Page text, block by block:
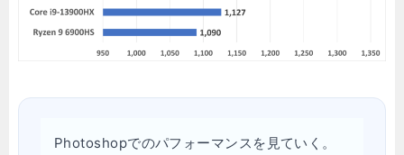
Photoshopでのパフォーマンスを見ていく。